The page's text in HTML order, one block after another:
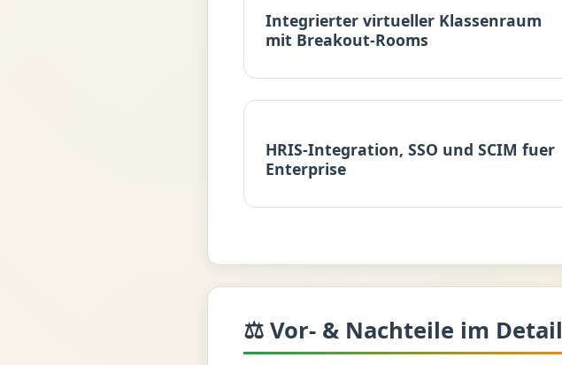
Integrierter virtueller Klassenraum
mit Breakout-Rooms
HRIS-Integration, SSO und SCIM fuer
Enterprise
⚖️ Vor- & Nachteile im Detail